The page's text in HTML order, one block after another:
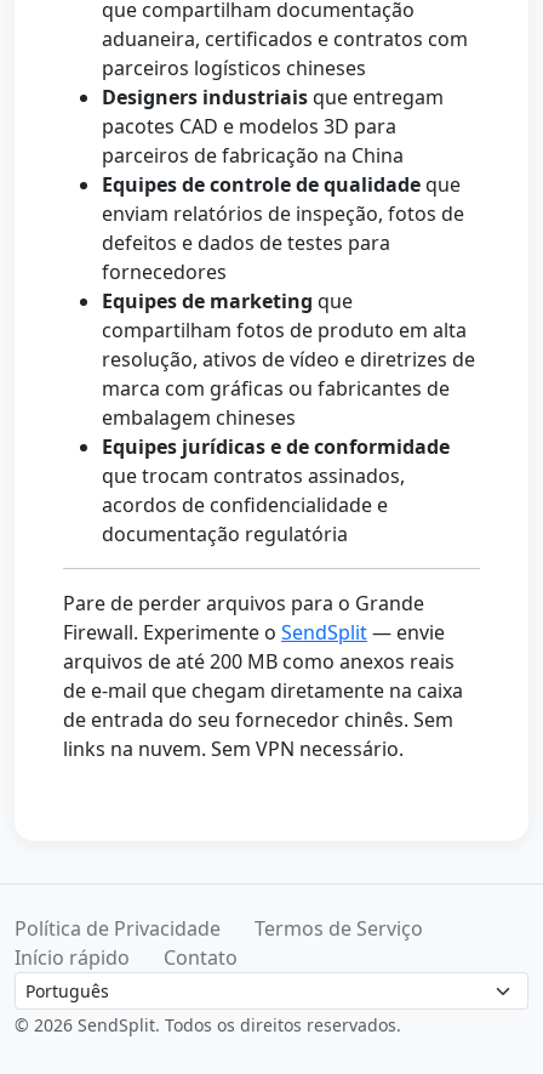
que compartilham documentação
aduaneira, certificados e contratos com
parceiros logísticos chineses
Designers industriaisque entregam
pacotes CAD e modelos 3D para
parceiros de fabricação na China
Equipes de controle de qualidadeque
enviam relatórios de inspeção, fotos de
defeitos e dados de testes para
fornecedores
Equipes de marketing que
compartilham fotos de produto em alta
resolução, ativos de vídeo e diretrizes de
marca com gráficas ou fabricantes de
embalagem chineses
Equipes jurídicas e de conformidade
que trocam contratos assinados,
acordos de confidencialidade e
documentação regulatória
Pare de perder arquivos para o Grande
Firewall. Experimente o SendSplit— envie
arquivos de até 200 MB como anexos reais
de e-mail que chegam diretamente na caixa
de entrada do seu fornecedor chinês. Sem
links na nuvem. Sem VPN necessário.
Política de Privacidade
Termos de Serviço
Início rápido
Contato
Language
© 2026 SendSplit. Todos os direitos reservados.